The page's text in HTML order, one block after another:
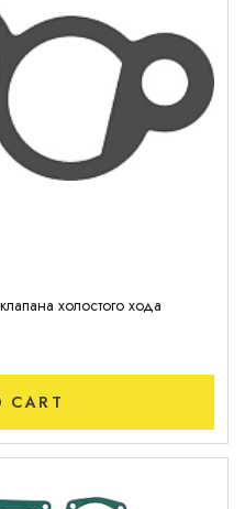
холостого хода
CART